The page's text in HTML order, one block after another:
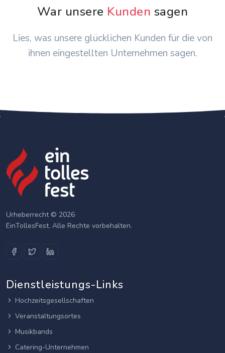
War unsere Kunden sagen
Lies, was unsere glücklichen Kunden für die von
ihnen eingestellten Unternehmen sagen.
Urheberrecht © 2026
EinTollesFest. Alle Rechte vorbehalten.
Dienstleistungs-Links
Hochzeitsgesellschaften
Veranstaltungsortes
Musikbands
Catering-Unternehmen